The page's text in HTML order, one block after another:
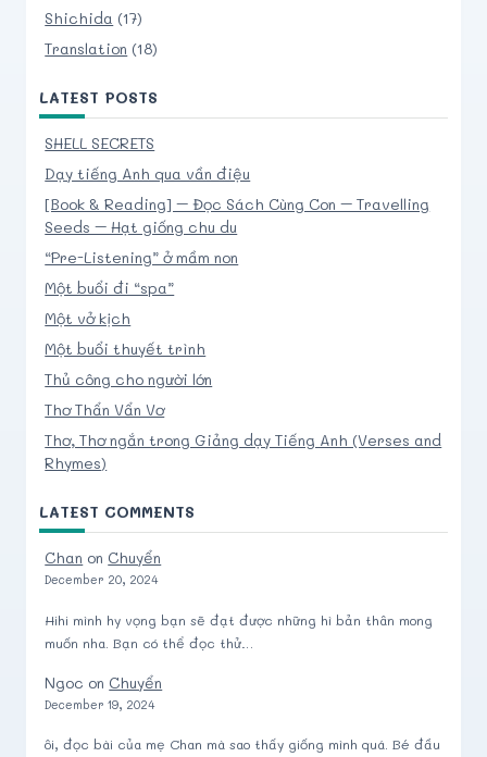
Shichida (17)
Translation (18)
LATEST POSTS
SHELL SECRETS
Dạy tiếng Anh qua vần điệu
[Book & Reading] – Đọc Sách Cùng Con – Travelling
Seeds – Hạt giống chu du
“Pre-Listening” ở mầm non
Một buổi đi “spa”
Một vở kịch
Một buổi thuyết trình
Thủ công cho người lớn
Thơ Thẩn Vẩn Vơ
Thơ, Thơ ngắn trong Giảng dạy Tiếng Anh (Verses and
Rhymes)
LATEST COMMENTS
Chan on Chuyển
December 20, 2024
Hihi mình hy vọng bạn sẽ đạt được những hì bản thân mong
muốn nha. Bạn có thể đọc thử…
Ngoc on Chuyển
December 19, 2024
ôi, đọc bài của mẹ Chan mà sao thấy giống mình quá. Bé đầu